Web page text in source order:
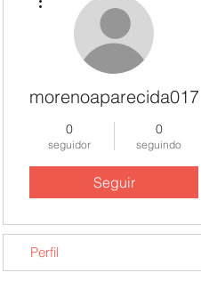
morenoaparecida017
0
seguidor
0
seguindo
Seguir
Perfil